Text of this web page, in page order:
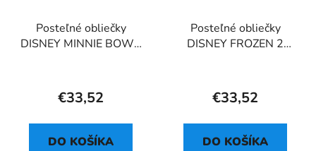
Posteľné obliečky
DISNEY MINNIE BOWS
€33,52
DO KOŠÍKA
Posteľné obliečky
DISNEY FROZEN 2
€33,52
DO KOŠÍKA